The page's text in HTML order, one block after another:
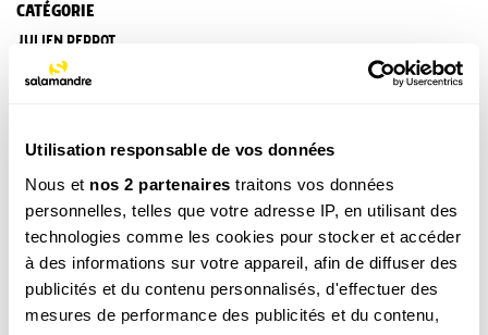
Utilisation responsable de vos données
Nous et nos 2 partenaires traitons vos données
personnelles, telles que votre adresse IP, en utilisant des
technologies comme les cookies pour stocker et accéder
à des informations sur votre appareil, afin de diffuser des
publicités et du contenu personnalisés, d'effectuer des
mesures de performance des publicités et du contenu,
CATÉGORIE
JULIEN PERROT
TAGS
Mollusque
Mousse
Autre (Végétal) Lichen
Champignon
Micro-Organisme
Littoral Forêt